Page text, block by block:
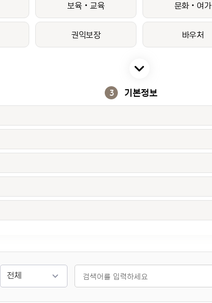
보육‧교육 문화‧여가
권익보장 바우처
3 기본정보